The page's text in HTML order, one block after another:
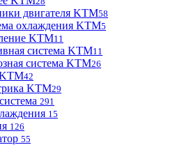
двигателя KTM58
охлаждения KTM5
KTM11
система KTM11
система KTM26
42
KTM29
291
15
126
55